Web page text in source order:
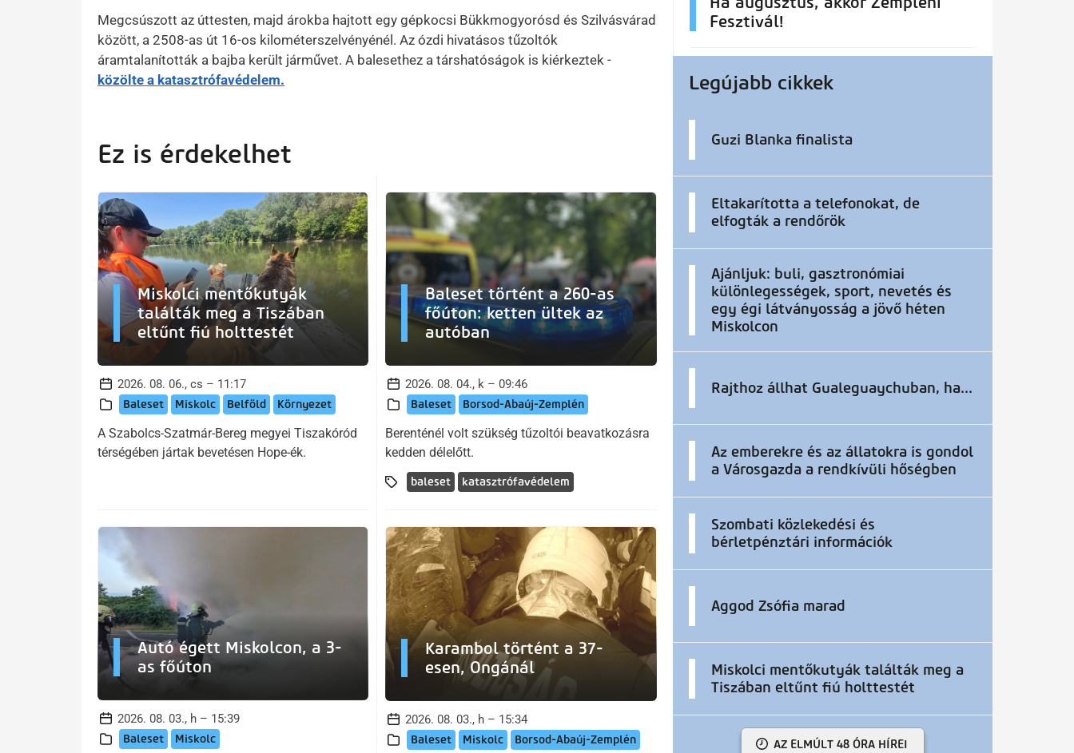
Megcsúszott az úttesten, majd árokba hajtott egy gépkocsi Bükkmogyorósd és Szilvásvárad
között, a 2508-as út 16-os kilométerszelvényénél. Az ózdi hivatásos tűzoltók
áramtalanították a bajba került járművet. A balesethez a társhatóságok is kiérkeztek -
közölte a katasztrófavédelem.
Ez is érdekelhet
Miskolci mentőkutyák
találták meg a Tiszában
eltűnt fiú holttestét
2026. 08. 06., cs – 11:17
Baleset Miskolc Belföld Környezet
A Szabolcs-Szatmár-Bereg megyei Tiszakóród
térségében jártak bevetésen Hope-ék.
Baleset történt a 260-as
főúton: ketten ültek az
autóban
2026. 08. 04., k – 09:46
Baleset Borsod-Abaúj-Zemplén
Berenténél volt szükség tűzoltói beavatkozásra
kedden délelőtt.
baleset katasztrófavédelem
Autó égett Miskolcon, a 3-
as főúton
2026. 08. 03., h – 15:39
Baleset Miskolc
Karambol történt a 37-
esen, Ongánál
2026. 08. 03., h – 15:34
Baleset Miskolc Borsod-Abaúj-Zemplén
Fesztivál!
Legújabb cikkek
Guzi Blanka finalista
Eltakarította a telefonokat, de
elfogták a rendőrök
Ajánljuk: buli, gasztronómiai
különlegességek, sport, nevetés és
egy égi látványosság a jövő héten
Miskolcon
Rajthoz állhat Gualeguaychuban, ha...
Az emberekre és az állatokra is gondol
a Városgazda a rendkívüli hőségben
Szombati közlekedési és
bérletpénztári információk
Aggod Zsófia marad
Miskolci mentőkutyák találták meg a
Tiszában eltűnt fiú holttestét
AZ ELMÚLT 48 ÓRA HÍREI